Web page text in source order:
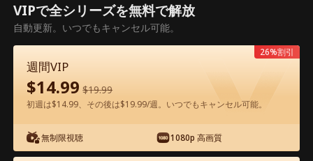
こちらは有料のエピソードです。視
聴いただくには解放が必要です。
60今すぐ解放
アプリ内で無料視聴可能
VIPで全シリーズを無料で解放
自動更新。いつでもキャンセル可能。
週間VIP
$14.99 $19.99
初週は$14.99、その後は$19.99/週。いつでもキャンセル可能。
無制限視聴 1080p 高画質
26%割引